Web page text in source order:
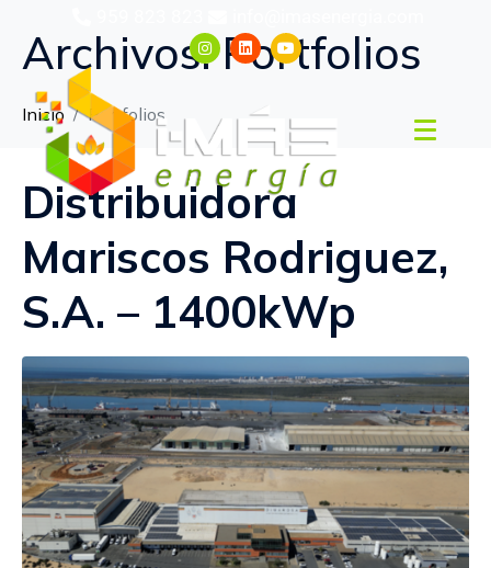
Archivos:Portfolios
Inicio Portfolios
Distribuidora
Mariscos Rodriguez,
S.A. – 1400kWp